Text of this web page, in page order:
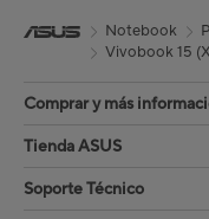
Notebook
Vivobook 15
Comprar y más
Tienda ASUS
Soporte Técnico